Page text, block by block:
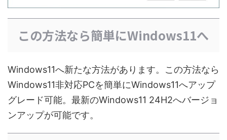
この方法なら簡単にWindows11へ
Windows11へ新たな方法があります。この方法なら
Windows11非対応PCを簡単にWindows11へアップ
グレード可能。最新のWindows11 24H2へバージョ
ンアップが可能です。